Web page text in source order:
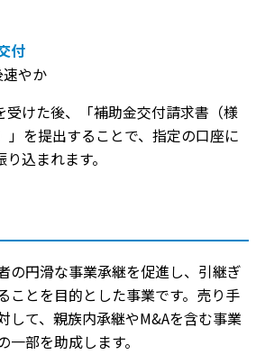
付
やか
受けた後、「補助金交付請求書（様
」を提出することで、指定の口座に
込まれます。
の円滑な事業承継を促進し、引継ぎ
ことを目的とした事業です。売り手
して、親族内承継やM&Aを含む事業
部を助成します。